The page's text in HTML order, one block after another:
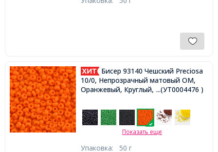
Бисер 93140 Чешский Preciosa
10/0, Непрозрачный матовый OM,
Оранжевый, Круглый,
...(УТ0004476 )
Показать еще
Упаковка: 50 г